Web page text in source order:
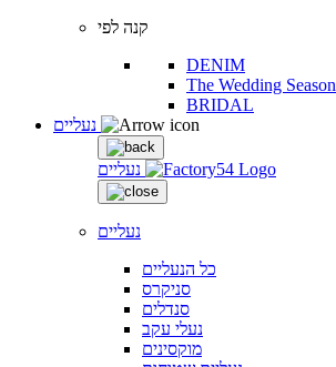
קנה לפי
DENIM
The Wedding Season
BRIDAL
נעליים
נעליים
כל הנעליים
סניקרס
סנדלים
נעלי עקב
מוקסינים